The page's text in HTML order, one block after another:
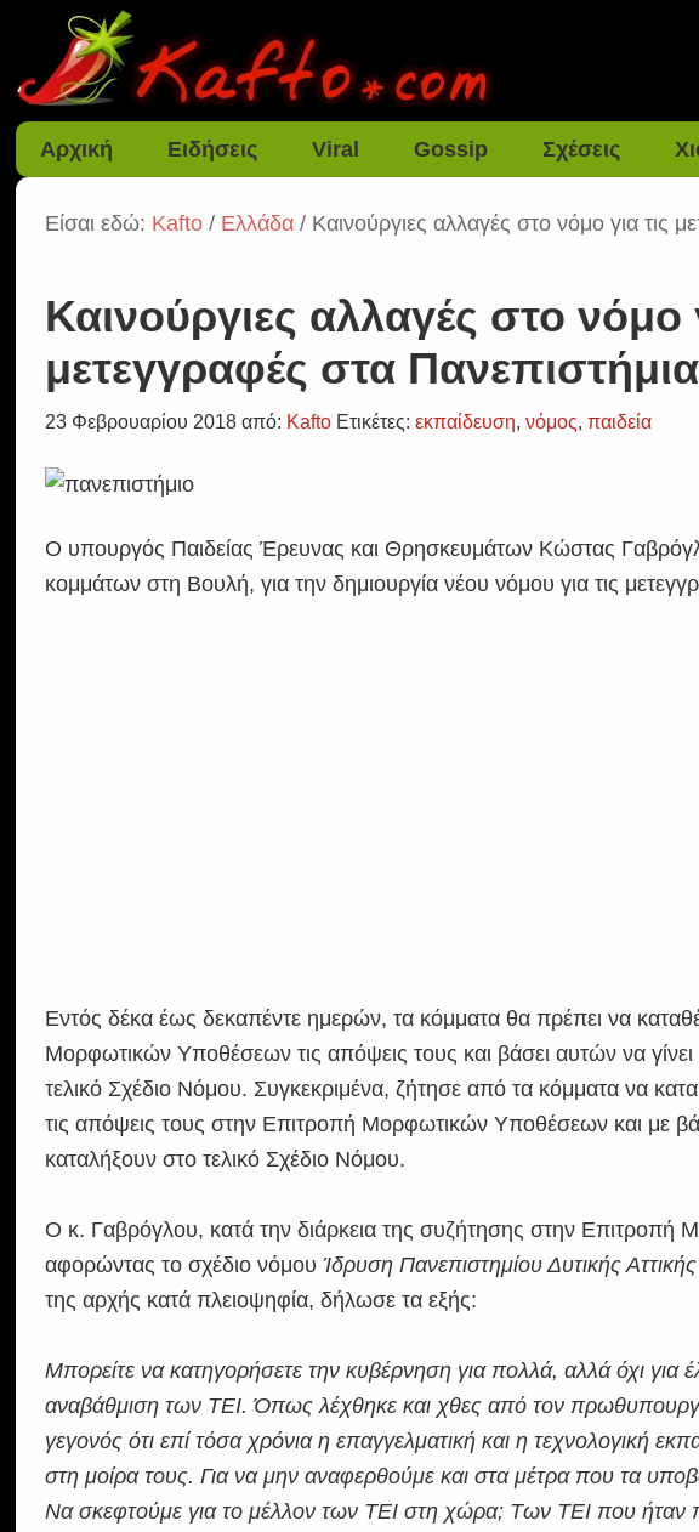
Αρχική Ειδήσεις Viral Gossip Σχέσεις
Είσαι εδώ: Kafto / Ελλάδα / Καινούργιες αλλαγές στο νόμο για τις
Καινούργιες αλλαγές στο νόμο
μετεγγραφές στα Πανεπιστήμια
23 Φεβρουαρίου 2018 από: Kafto Ετικέτες:εκπαίδευση,νόμος,παιδεία
Ο υπουργός Παιδείας Έρευνας και Θρησκευμάτων Κώστας
κομμάτων στη Βουλή, για την δημιουργία νέου νόμου για τις
Εντός δέκα έως δεκαπέντε ημερών, τα κόμματα θα πρέπει να
Μορφωτικών Υποθέσεων τις απόψεις τους και βάσει αυτών να
τελικό Σχέδιο Νόμου. Συγκεκριμένα, ζήτησε από τα κόμματα να
τις απόψεις τους στην Επιτροπή Μορφωτικών Υποθέσεων και με
καταλήξουν στο τελικό Σχέδιο Νόμου.
Ο κ. Γαβρόγλου, κατά την διάρκεια της συζήτησης στην
αφορώντας το σχέδιο νόμουΊδρυση Πανεπιστημίου Δυτικής Αττικής
της αρχής κατά πλειοψηφία, δήλωσε τα εξής:
Μπορείτε να κατηγορήσετε την κυβέρνηση για πολλά, αλλά όχι για
αναβάθμιση των ΤΕΙ. Όπως λέχθηκε και χθες από τον
γεγονός ότι επί τόσα χρόνια η επαγγελματική και η τεχνολογική
στη μοίρα τους. Για να μην αναφερθούμε και στα μέτρα που τα
Να σκεφτούμε για το μέλλον των ΤΕΙ στη χώρα; Των ΤΕΙ που ήταν